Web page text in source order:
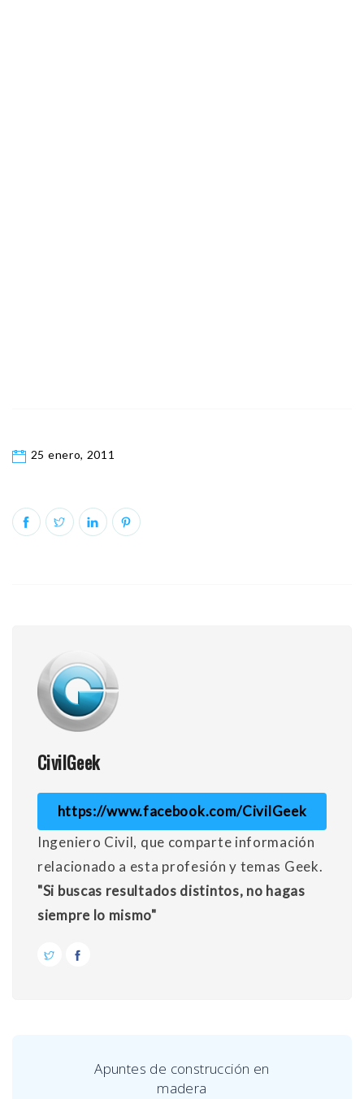
25 enero, 2011
CivilGeek
https://www.facebook.com/CivilGeek
Ingeniero Civil, que comparte información
relacionado a esta profesión y temas Geek.
"Si buscas resultados distintos, no hagas
siempre lo mismo"
Apuntes de construcción en
madera